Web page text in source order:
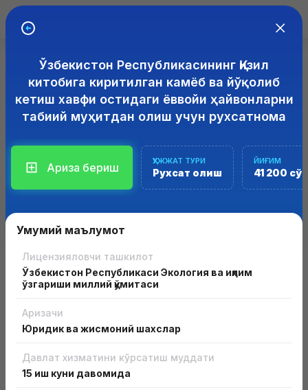
ЭЛЕКТРОН ЛИЦЕНЗИЯЛАШТИЗИМИ
Лицензия ёки рухсатнома олиш учун ариза бериш
Лицензиялаш ва рухсатнома олиш соҳасида интерактив
мажмуаси
Ўзбекистон Республикасининг Қизил
китобига киритилган камёб ва йўқолиб
кетиш хавфи остидаги ёввойи ҳайвонларни
табиий муҳитдан олиш учун рухсатнома
Ариза бериш ҲУЖЖАТ ТУРИ
Рухсат олиш
ЙИҒИМ
41 200
Умумий маълумот
Лицензияловчи ташкилот
Ўзбекистон Республикаси Экология ва иқлим
ўзгариши миллий қўмитаси
Аризачи
Юридик ва жисмоний шахслар
Давлат хизматини кўрсатиш муддати
15 иш куни давомида